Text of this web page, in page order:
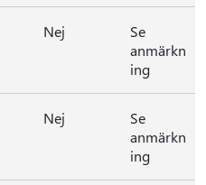
Nej
Se
anmärkn
ing
Nej
Se
anmärkn
ing